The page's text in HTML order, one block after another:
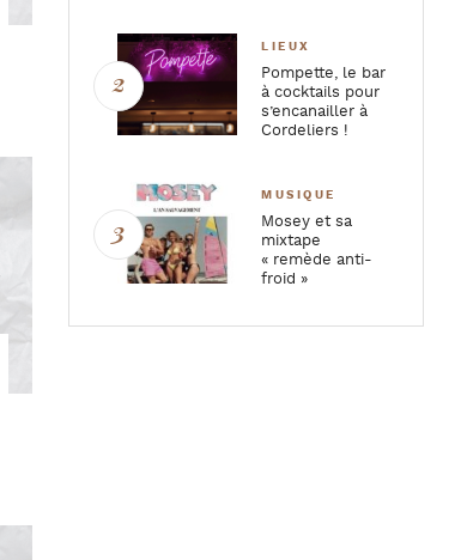
LIEUX
Pompette, le bar
à cocktails pour
s’encanailler à
Cordeliers !
MUSIQUE
Mosey et sa
mixtape
« remède anti-
froid »